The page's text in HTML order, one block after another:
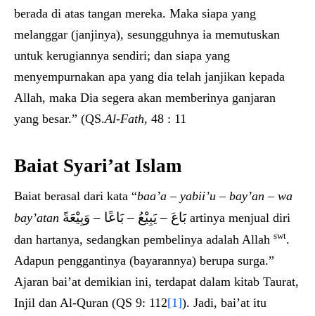
berada di atas tangan mereka. Maka siapa yang
melanggar (janjinya), sesungguhnya ia memutuskan
untuk kerugiannya sendiri; dan siapa yang
menyempurnakan apa yang dia telah janjikan kepada
Allah, maka Dia segera akan memberinya ganjaran
yang besar.” (QS.Al-Fath, 48 : 11
Baiat Syari’at Islam
Baiat berasal dari kata “baa’a – yabii’u – bay’an – wa
bay’atan بَاعَ – يَبِيْعُ – بَاعًا – وَبِيْعَةًartinya menjual diri
dan hartanya, sedangkan pembelinya adalah Allah swt.
Adapun penggantinya (bayarannya) berupa surga.”
Ajaran bai’at demikian ini, terdapat dalam kitab Taurat,
Injil dan Al-Quran (QS 9: 112[1]). Jadi, bai’at itu